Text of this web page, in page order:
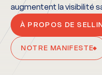
augmentent la visibilité
À PROPOS DE
NOTRE MANIFESTE